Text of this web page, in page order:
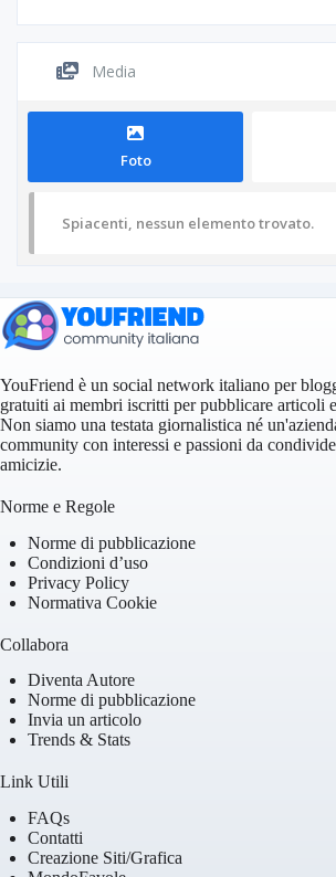
Media
Foto
Spiacenti, nessun elemento trovato.
YouFriend è un social network italiano per
gratuiti ai membri iscritti per pubblicare articoli
Non siamo una testata giornalistica né
community con interessi e passioni da
amicizie.
Norme e Regole
Norme di pubblicazione
Condizioni d’uso
Privacy Policy
Normativa Cookie
Collabora
Diventa Autore
Norme di pubblicazione
Invia un articolo
Trends & Stats
Link Utili
FAQs
Contatti
Creazione Siti/Grafica